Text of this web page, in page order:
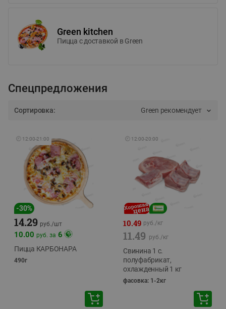
Green kitchen
Пицца c доставкой в Green
Спецпредложения
Сортировка: Green рекомендует
🕘 12:00-21:00
-30%
14.29 руб./шт
10.00 руб. за 6
Пицца КАРБОНАРА
490г
🕘 12:00-20:00
10.49 руб./кг
11.49 руб./кг
Свинина 1 с.
полуфабрикат,
охлажденный 1 кг
фасовка: 1-2кг